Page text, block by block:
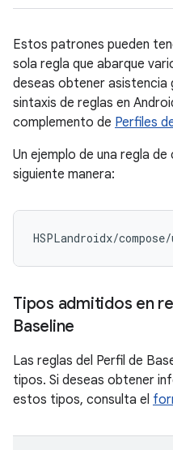
Estos patrones pueden
sola regla que abarque
deseas obtener asistencia
sintaxis de reglas en
complemento de Perfiles
Un ejemplo de una regla
siguiente manera:
HSPLandroidx/
Tipos admitidos en
Baseline
Las reglas del Perfil de
tipos. Si deseas obtener
estos tipos, consulta el